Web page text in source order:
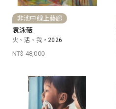
非池中線上藝廊
袁泳薇
火、活、我，2026
NT$ 48,000